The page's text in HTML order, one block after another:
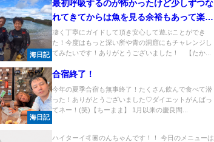
海日記
最初呼吸するのが怖かったけど少しずつな
れてきてからは魚を見る余裕もあって楽し
かったです！
凄く丁寧にガイドして頂き安心して遊ぶことができ
た！今度はもっと深い所や青の洞窟にもチャレンジし
てみたいです！ありがとうございました！ 【たか...
海日記
合宿終了！
今年の夏季合宿も無事終了！たくさん飲んで食べて潜
った！ありがとうございました♡ダイエットがんばっ
てネー！(笑)【ちーまま】 1月以来の慶良間...
ハイターイ🤙🏽のんちゃんです！！ 今日のメニューは